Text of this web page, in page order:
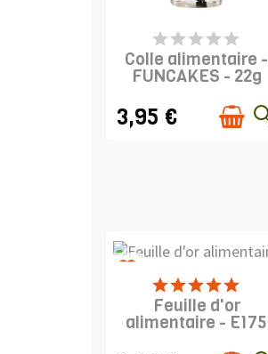
PRODUIT EN STOCK
Colle alimentaire -
FUNCAKES - 22g
3,95 €
PRODUIT EN STOCK
favorite_border
Feuille d'or
alimentaire - E175